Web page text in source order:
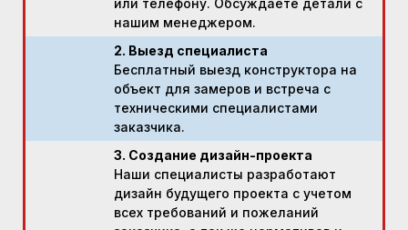
нашим менеджером.
2. Выезд специалиста
Бесплатный выезд конструктора на
объект для замеров и встреча с
техническими специалистами
заказчика.
3. Создание дизайн-проекта
Наши специалисты разработают
дизайн будущего проекта с учетом
всех требований и пожеланий